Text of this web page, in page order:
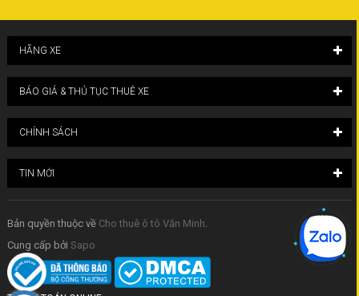
HÃNG XE
BÁO GIÁ & THỦ TỤC THUÊ XE
CHÍNH SÁCH
TIN MỚI
Bản quyền thuộc về Cho thuê ô tô Văn Minh
Cung cấp bởi Sapo